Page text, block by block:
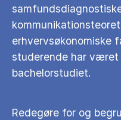
erhvervsøkonomiske
studerende har været
bachelorstudiet.
Redegøre for og